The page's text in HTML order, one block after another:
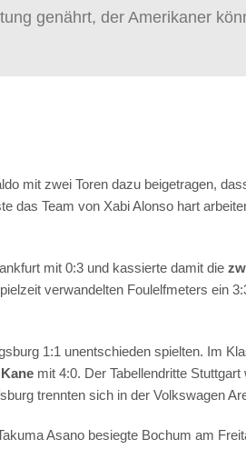
genährt, der Amerikaner
mit zwei Toren dazu beigetragen,
das Team von Xabi Alonso hart
mit 0:3 und kassierte damit die
verwandelten Foulelfmeters ein
1:1 unentschieden spielten. Im
mit 4:0. Der Tabellendritte
trennten sich in der Volkswagen
Asano besiegte Bochum am